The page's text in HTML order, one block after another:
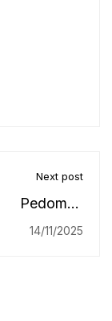
Next post
Pedoman
Kerjasama
14/11/2025